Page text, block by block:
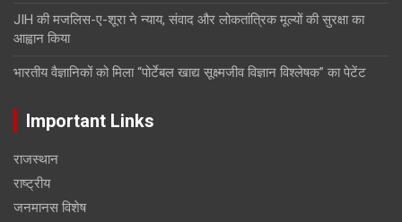
JIH की मजलिस-ए-शूरा ने न्याय, संवाद और लोकतांत्रिक मूल्यों की सुरक्षा का
आह्वान किया
भारतीय वैज्ञानिकों को मिला “पोर्टेबल खाद्य सूक्ष्मजीव विज्ञान विश्लेषक” का पेटेंट
Important Links
राजस्थान
राष्ट्रीय
जनमानस विशेष